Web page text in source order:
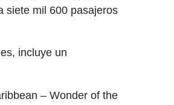
siete mil 600 pasajeros
incluye un
– Wonder of the